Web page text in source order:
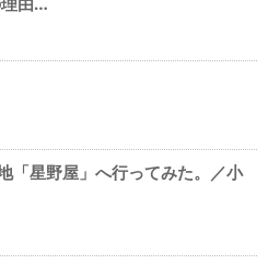
「星野屋」へ行ってみた。／小